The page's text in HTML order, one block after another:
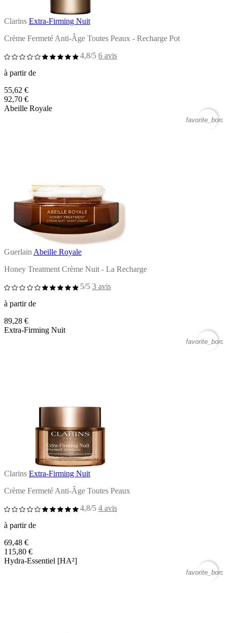
Clarins Extra-Firming Nuit
Crème Fermeté Anti-Âge Toutes Peaux - Recharge Pot
4,8/5 6 avis
à partir de
55,62 €
92,70 €
Abeille Royale
Guerlain Abeille Royale
Honey Treatment Crème Nuit - La Recharge
5/5 3 avis
à partir de
89,28 €
Extra-Firming Nuit
Clarins Extra-Firming Nuit
Crème Fermeté Anti-Âge Toutes Peaux
4,8/5 4 avis
à partir de
69,48 €
115,80 €
Hydra-Essentiel [HA²]